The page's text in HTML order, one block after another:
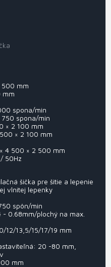
500 mm
mm
spona/min
750 spona/min
× 2 100 mm
× 2 100 mm
4 500 × 2 500 mm
50Hz
šička pre šitie a lepenie
vlnitej lepenky
spôn/min
0.68mm/plochý na max.
12/13,5/15/17/19 mm
20 -80 mm,
mm